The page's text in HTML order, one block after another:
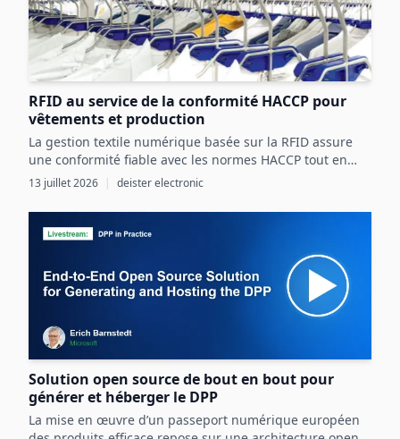
RFID au service de la conformité HACCP pour
vêtements et production
La gestion textile numérique basée sur la RFID assure
une conformité fiable avec les normes HACCP tout en
optimisant les ressources et la sécurité dans les
processus agroalimentaires.
13 juillet 2026 | deister electronic
Solution open source de bout en bout pour
générer et héberger le DPP
La mise en œuvre d’un passeport numérique européen